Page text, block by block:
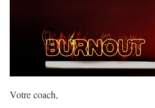
Votre coach,